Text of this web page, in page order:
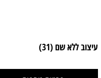
עיצוב ללא שם (31)